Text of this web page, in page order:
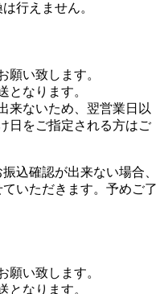
行えません。
願い致します。
となります。
来ないため、翌営業日以
日をご指定される方はご
込確認が出来ない場合、
いただきます。予めご了
願い致します。
となります。